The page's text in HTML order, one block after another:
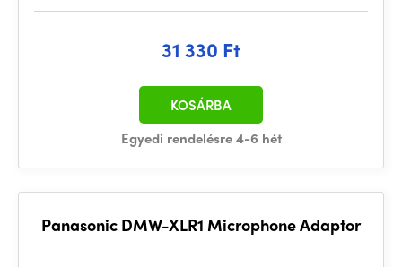
31 330 Ft
Egyedi rendelésre 4-6 hét
KOSÁRBA
Panasonic DMW-XLR1 Microphone Adaptor